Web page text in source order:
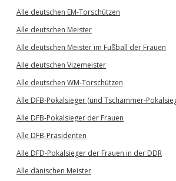
Alle deutschen EM-Torschützen
Alle deutschen Meister
Alle deutschen Meister im Fußball der Frauen
Alle deutschen Vizemeister
Alle deutschen WM-Torschützen
Alle DFB-Pokalsieger (und Tschammer-
Alle DFB-Pokalsieger der Frauen
Alle DFB-Präsidenten
Alle DFD-Pokalsieger der Frauen in der DDR
Alle dänischen Meister